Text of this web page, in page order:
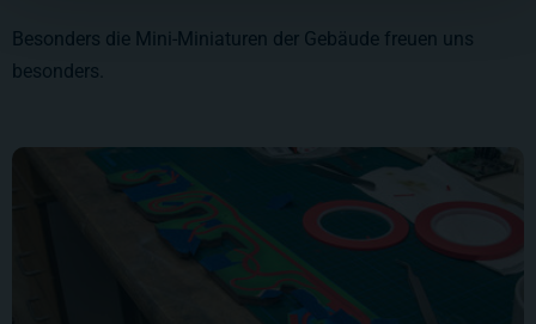
Besonders die Mini-Miniaturen der Gebäude freuen uns
besonders.